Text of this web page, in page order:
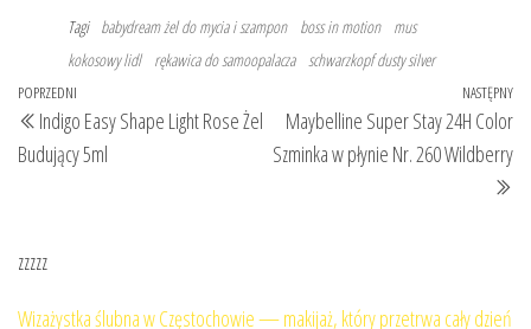
Tagi babydream żel do mycia i szampon boss in motion
mus
kokosowy lidl
rękawica do samoopalacza schwarzkopf dusty silver
Nawigacja
wpisu
Poprzedni
wpis
POPRZEDNI
Indigo Easy Shape Light Rose Żel
Budujący 5ml
NASTĘPNY
Maybelline Super Stay 24H Color
Szminka w płynie Nr. 260 Wildberry
zzzzz
Wizażystka ślubna w Częstochowie — makijaż, który przetrwa cały dzień